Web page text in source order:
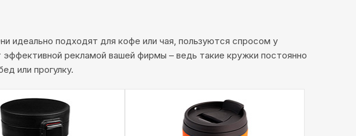
идеально подходят для кофе или чая, пользуются спросом у
рекламой вашей фирмы – ведь такие кружки постоянно
или прогулку.